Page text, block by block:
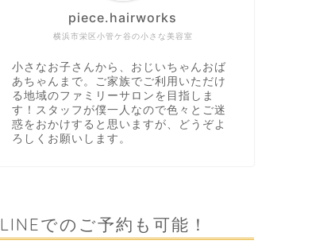
横浜市栄区小管ケ谷の小さな美容室
piece.hairworks
小さなお子さんから、おじいちゃんおば
あちゃんまで。ご家族でご利用いただけ
る地域のファミリーサロンを目指しま
す！スタッフが僕一人なので色々とご迷
惑をおかけすると思いますが、どうぞよ
ろしくお願いします。
LINEでのご予約も可能！